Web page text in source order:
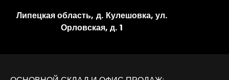
Липецкая область, д. Кулешовка, ул.
Орловская, д. 1